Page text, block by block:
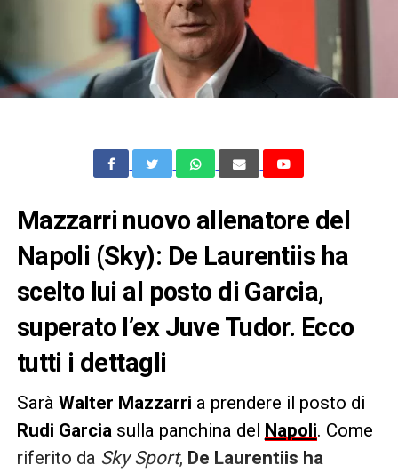
Mazzarri nuovo allenatore del
Napoli (Sky): De Laurentiis ha
scelto lui al posto di Garcia,
superato l’ex Juve Tudor. Ecco
tutti i dettagli
Sarà Walter Mazzarri a prendere il posto di
Rudi Garcia sulla panchina del Napoli. Come
riferito da Sky Sport, De Laurentiis ha